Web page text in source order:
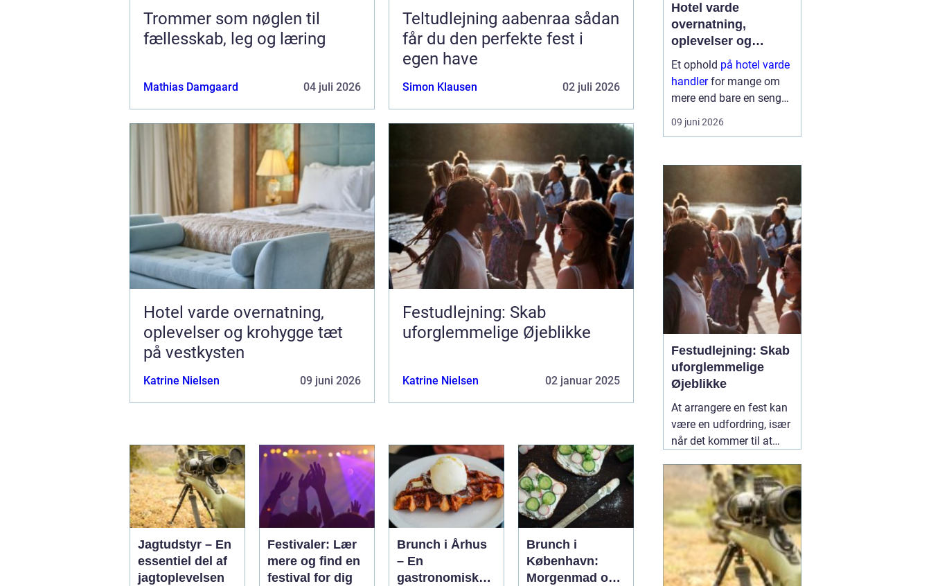
Trommer som nøglen til
fællesskab, leg og læring
Mathias Damgaard 04 juli 2026
Teltudlejning aabenraa sådan
får du den perfekte fest i
egen have
Simon Klausen 02 juli 2026
Hotel varde overnatning,
oplevelser og krohygge tæt
på vestkysten
Katrine Nielsen 09 juni 2026
Festudlejning: Skab
uforglemmelige Øjeblikke
Katrine Nielsen 02 januar 2025
Jagtudstyr – En
essentiel del af
jagtoplevelsen
Festivaler: Lær
mere og find en
festival for dig
Brunch i Århus
– En
gastronomisk
Brunch i
København:
Morgenmad og
Hotel varde
overnatning,
oplevelser og
krohygge tæt på
vestkysten
Et ophold på hotel varde
handlerfor mange om
mere end bare en seng
at sove i. Du får en base
tæt på Vesterhavet,
bylivet i Varde og
området god...
09 juni 2026
Festudlejning: Skab
uforglemmelige
Øjeblikke
At arrangere en fest kan
være en udfordring, især
når det kommer til at
aktiviteter, der vil gøre
dagen mindeværdig for
alle dine gæster.02
januar 2025